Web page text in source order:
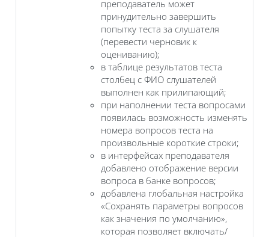
преподаватель может
принудительно завершить
попытку теста за слушателя
(перевести черновик к
оцениванию);
в таблице результатов теста
столбец с ФИО слушателей
выполнен как прилипающий;
при наполнении теста вопросами
появилась возможность изменять
номера вопросов теста на
произвольные короткие строки;
в интерфейсах преподавателя
добавлено отображение версии
вопроса в банке вопросов;
добавлена глобальная настройка
«Сохранять параметры вопросов
как значения по умолчанию»,
которая позволяет включать/